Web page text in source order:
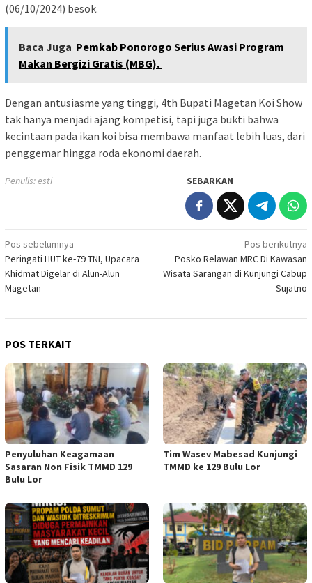
(06/10/2024) besok.
Baca Juga Pemkab Ponorogo Serius Awasi Program
Makan Bergizi Gratis (MBG).
Dengan antusiasme yang tinggi, 4th Bupati Magetan Koi Show
tak hanya menjadi ajang kompetisi, tapi juga bukti bahwa
kecintaan pada ikan koi bisa membawa manfaat lebih luas, dari
penggemar hingga roda ekonomi daerah.
Penulis: esti SEBARKAN
Navigasi
pos
Pos sebelumnya
Peringati HUT ke-79 TNI, Upacara
Khidmat Digelar di Alun-Alun
Magetan
Pos berikutnya
Posko Relawan MRC Di Kawasan
Wisata Sarangan di Kunjungi Cabup
Sujatno
POS TERKAIT
Penyuluhan Keagamaan
Sasaran Non Fisik TMMD 129
Bulu Lor
Tim Wasev Mabesad Kunjungi
TMMD ke 129 Bulu Lor